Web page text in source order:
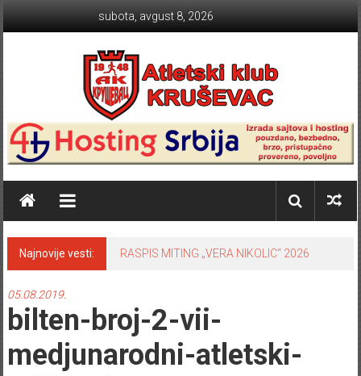
subota, avgust 8, 2026
Atletski klub KRUŠEVAC
Najnovije vesti: RASPIS MITING „VERA NIKOLIC“ 2026
05.08.2019.
bilten-broj-2-vii-
medjunarodni-atletski-